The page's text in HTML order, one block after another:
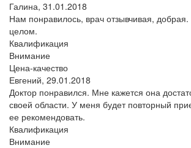
Галина, 31.01.2018
Нам понравилось, врач отзывчивая,
целом.
Квалификация
Внимание
Цена-качество
Евгений, 29.01.2018
Доктор понравился. Мне кажется она
своей области. У меня будет повторный
ее рекомендовать.
Квалификация
Внимание